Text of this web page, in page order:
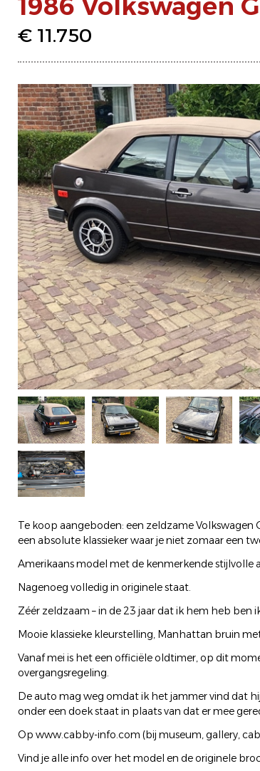
€ 11.750
Te koop aangeboden: een zeldzame Volkswagen
een absolute klassieker waar je niet zomaar een
Amerikaans model met de kenmerkende stijlvolle
Nagenoeg volledig in originele staat.
Zéér zeldzaam – in de 23 jaar dat ik hem heb
Mooie klassieke kleurstelling, Manhattan bruin
Vanaf mei is het een officiële oldtimer, op dit
overgangsregeling.
De auto mag weg omdat ik het jammer vind dat
onder een doek staat in plaats van dat er mee
Op www.cabby-info.com (bij museum, gallery,
Vind je alle info over het model en de originele